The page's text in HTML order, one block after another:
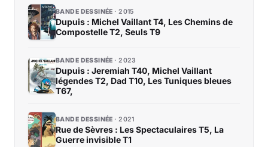
BANDE DESSINÉE 2015
Dupuis : Michel Vaillant T4, Les Chemins de
Compostelle T2, Seuls T9
BANDE DESSINÉE 2023
Dupuis : Jeremiah T40, Michel Vaillant
légendes T2, Dad T10, Les Tuniques bleues
T67,
BANDE DESSINÉE 2021
Rue de Sèvres : Les Spectaculaires T5, La
Guerre invisible T1